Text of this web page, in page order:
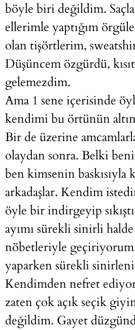
böyle biri değildim.
ellerimle yaptığım
olan tişörtlerim,
Düşüncem özgürdü,
gelemezdim.
Ama 1 sene içerisinde
kendimi bu örtünün
Bir de üzerine
olaydan sonra. Belki beni
ben kimsenin baskısıyla
arkadaşlar. Kendim
öyle bir indirgeyip
ayımı sürekli sinirli
nöbetleriyle geçiriyorum.
yaparken sürekli
Kendimden nefret
zaten çok açık seçik
değildim. Gayet